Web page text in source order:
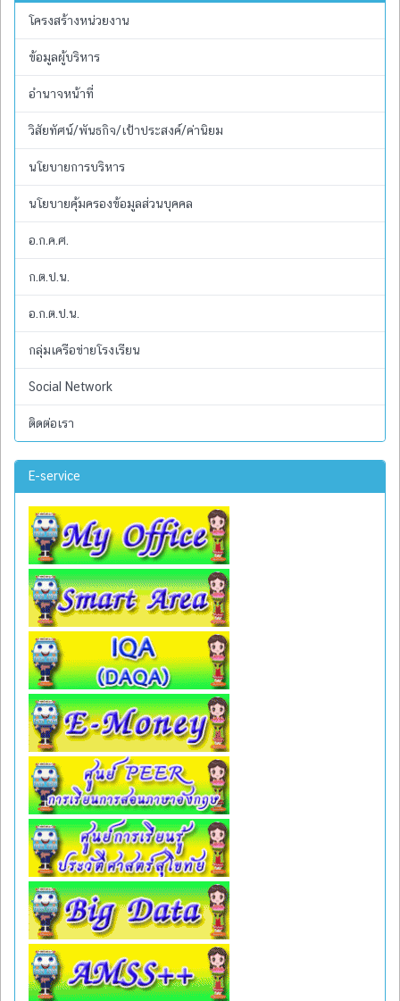
โครงสร้างหน่วยงาน
ข้อมูลผู้บริหาร
อำนาจหน้าที่
วิสัยทัศน์/พันธกิจ/เป้าประสงค์/ค่านิยม
นโยบายการบริหาร
นโยบายคุ้มครองข้อมูลส่วนบุคคล
อ.ก.ค.ศ.
ก.ต.ป.น.
อ.ก.ต.ป.น.
กลุ่มเครือข่ายโรงเรียน
Social Network
ติดต่อเรา
E-service